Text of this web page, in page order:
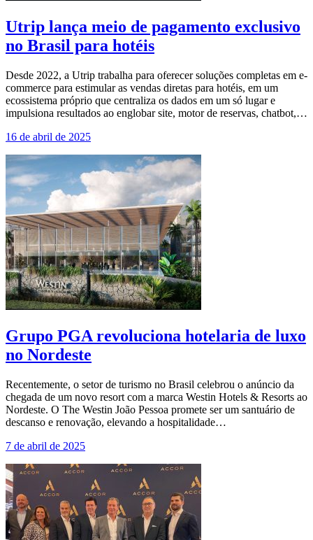
Utrip lança meio de pagamento exclusivo
no Brasil para hotéis
Desde 2022, a Utrip trabalha para oferecer soluções completas em e-
commerce para estimular as vendas diretas para hotéis, em um
ecossistema próprio que centraliza os dados em um só lugar e
impulsiona resultados ao englobar site, motor de reservas, chatbot,…
16 de abril de 2025
Grupo PGA revoluciona hotelaria de luxo
no Nordeste
Recentemente, o setor de turismo no Brasil celebrou o anúncio da
chegada de um novo resort com a marca Westin Hotels & Resorts ao
Nordeste. O The Westin João Pessoa promete ser um santuário de
descanso e renovação, elevando a hospitalidade…
7 de abril de 2025